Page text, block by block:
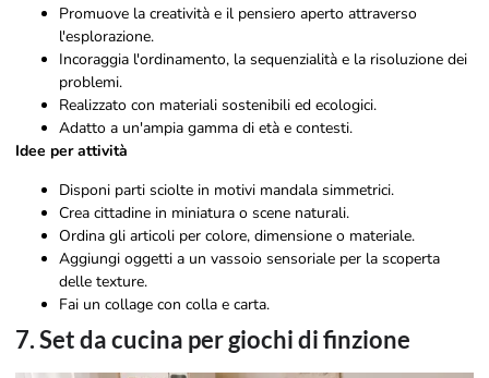
Promuove la creatività e il pensiero aperto attraverso
l'esplorazione.
Incoraggia l'ordinamento, la sequenzialità e la risoluzione dei
problemi.
Realizzato con materiali sostenibili ed ecologici.
Adatto a un'ampia gamma di età e contesti.
Idee per attività
Disponi parti sciolte in motivi mandala simmetrici.
Crea cittadine in miniatura o scene naturali.
Ordina gli articoli per colore, dimensione o materiale.
Aggiungi oggetti a un vassoio sensoriale per la scoperta
delle texture.
Fai un collage con colla e carta.
7. Set da cucina per giochi di finzione